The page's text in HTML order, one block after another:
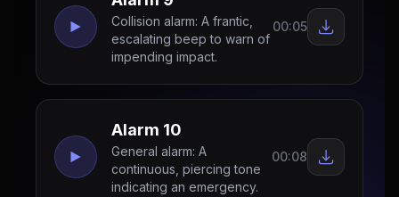
Collision alarm: A frantic,
escalating beep to warn of
impending impact.
00:05
Alarm 10
General alarm: A
continuous, piercing tone
indicating an emergency.
00:08